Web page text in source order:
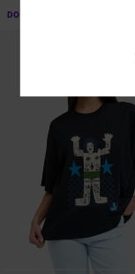
DOPPELTER RABATT EXTRA